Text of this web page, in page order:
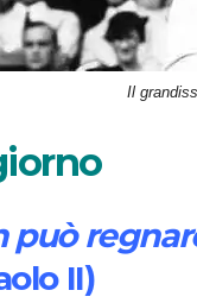
Il
può
II)